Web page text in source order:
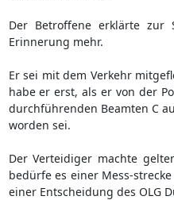
Der Betroffene erklärte zur
Erinnerung mehr.
Er sei mit dem Verkehr
habe er erst, als er von der
durchführenden Beamten C
worden sei.
Der Verteidiger machte
bedürfe es einer Mess-
einer Entscheidung des OLG